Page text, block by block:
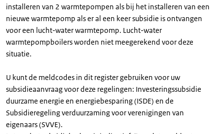
installeren van 2 warmtepompen als bij het installeren van een
nieuwe warmtepomp als er al een keer subsidie is ontvangen
voor een lucht-water warmtepomp. Lucht-water
warmtepompboilers worden niet meegerekend voor deze
situatie.
U kunt de meldcodes in dit register gebruiken voor uw
subsidieaanvraag voor deze regelingen: Investeringssubsidie
duurzame energie en energiebesparing (ISDE) en de
Subsidieregeling verduurzaming voor verenigingen van
eigenaars (SVVE).